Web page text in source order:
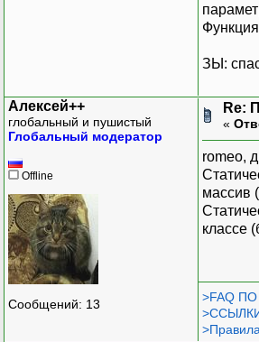
ЗЫ:
Алексей++
глобальный и пушистый
Глобальный модератор
Offline
Сообщений: 13
Re:
«
romeo,
массив
классе
>FAQ